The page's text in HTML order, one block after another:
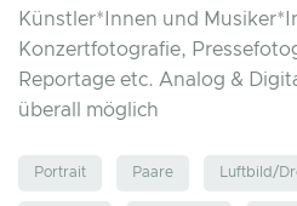
Künstler*Innen und
Konzertfotografie,
Reportage etc. Analog &
überall möglich
Portrait Paare Luftbild/